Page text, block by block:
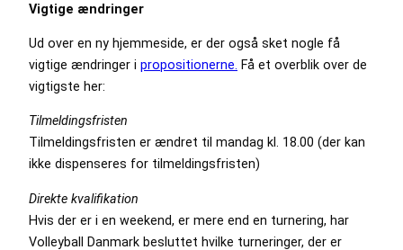
Vigtige ændringer
Ud over en ny hjemmeside, er der også sket nogle få
vigtige ændringer i propositionerne.
Få et overblik over de
vigtigste her:
Tilmeldingsfristen
Tilmeldingsfristen er ændret til mandag kl. 18.00 (der kan
ikke dispenseres for tilmeldingsfristen)
Direkte kvalifikation
Hvis der er i en weekend, er mere end en turnering, har
Volleyball Danmark besluttet hvilke turneringer, der er